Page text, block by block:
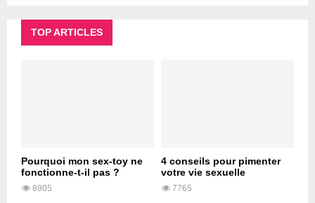
TOP ARTICLES
Pourquoi mon sex-toy ne
fonctionne-t-il pas ?
8905
4 conseils pour pimenter
votre vie sexuelle
7765